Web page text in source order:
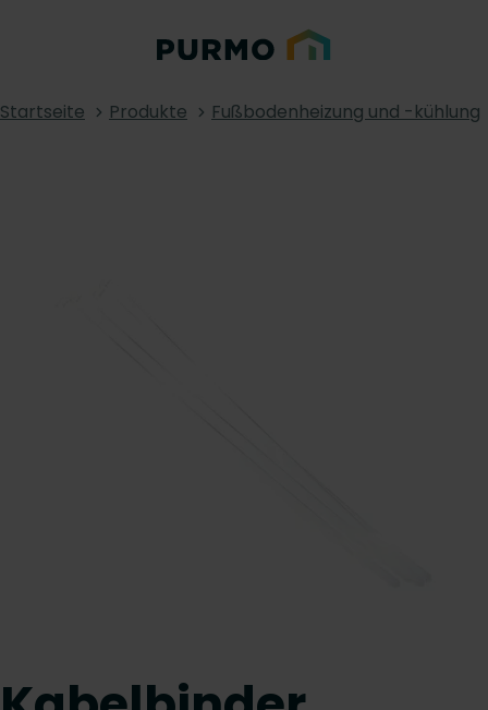
Startseite Produkte Fußbodenheizung und -kühlung